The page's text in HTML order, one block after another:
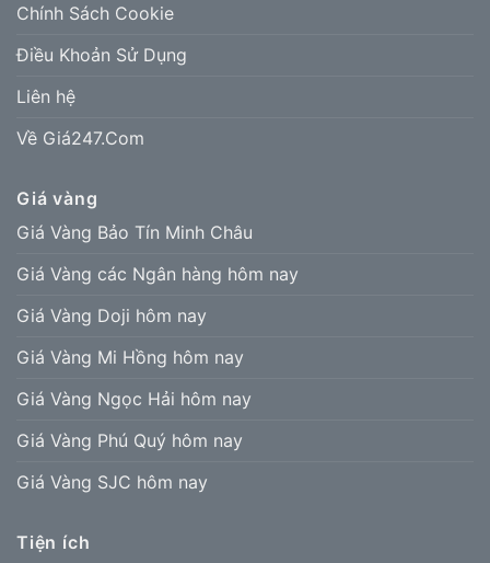
Chính Sách Cookie
Điều Khoản Sử Dụng
Liên hệ
Về Giá247.Com
Giá vàng
Giá Vàng Bảo Tín Minh Châu
Giá Vàng các Ngân hàng hôm nay
Giá Vàng Doji hôm nay
Giá Vàng Mi Hồng hôm nay
Giá Vàng Ngọc Hải hôm nay
Giá Vàng Phú Quý hôm nay
Giá Vàng SJC hôm nay
Tiện ích